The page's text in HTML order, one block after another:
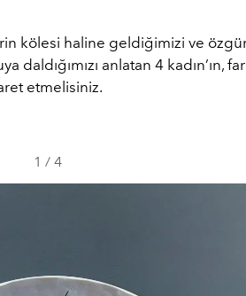
kölesi haline geldiğimizi ve
anlatan 4 kadın’ın,
etmelisiniz.
1 / 4